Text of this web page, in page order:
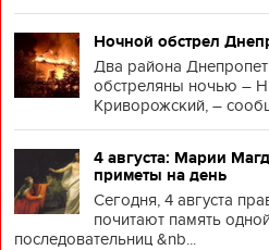
Ночной обстрел
Два района
обстреляны ночью –
Криворожский, –
4 августа: Марии
приметы на день
Сегодня, 4 августа
почитают память
последовательниц &nb...